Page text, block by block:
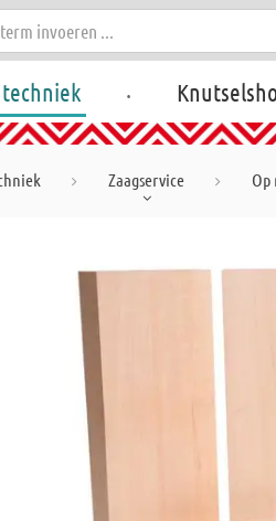
.
Zaagservice Op